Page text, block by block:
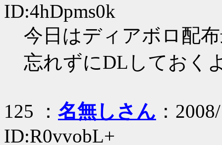
ID:4hDpms0k
今日はディアボロ配
忘れずにDLしておく
125 ： 名無しさん ：
ID:R0vvobL+